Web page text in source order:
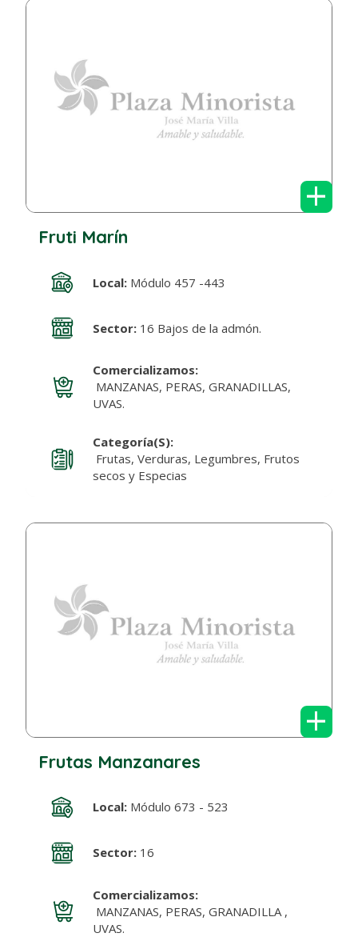
+
Fruti Marín
Local:Módulo 457 -443
Sector:16 Bajos de la admón.
Comercializamos:
MANZANAS, PERAS, GRANADILLAS,
UVAS.
Categoría(s):
Frutas, Verduras, Legumbres, Frutos
secos y Especias
+
Frutas Manzanares
Local:Módulo 673 - 523
Sector:16
Comercializamos:
MANZANAS, PERAS, GRANADILLA ,
UVAS.